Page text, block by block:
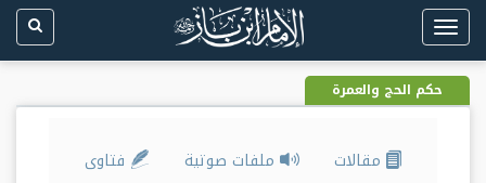
Toggle
navigation
حكم الحج والعمرة
مقالات ملفات صوتية فتاوى